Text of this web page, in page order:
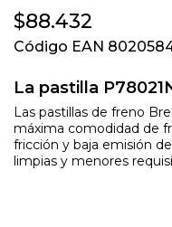
$88.432
Código EAN
La pastilla
Las pastillas de freno
máxima comodidad de
fricción y baja emisión
limpias y menores